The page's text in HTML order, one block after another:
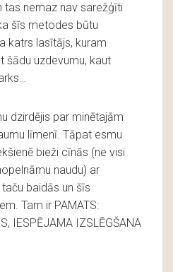
tas nemaz nav sarežģīti
šīs metodes būtu
katrs lasītājs, kuram
šādu uzdevumu, kaut
dzirdējis par minētajām
līmenī. Tāpat esmu
bieži cīnās (ne visi
naudu) ar
baidās un šīs
Tam ir PAMATS:
IESPĒJAMA IZSLĒGŠANA